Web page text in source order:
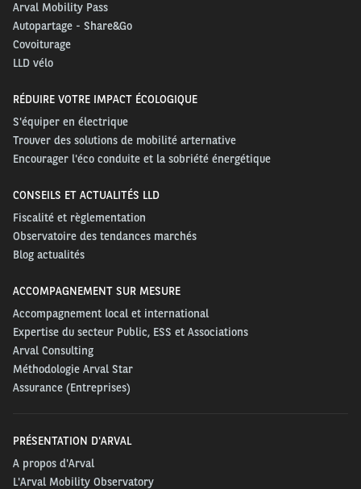
Arval Mobility Pass
Autopartage - Share&Go
Covoiturage
LLD vélo
RÉDUIRE VOTRE IMPACT ÉCOLOGIQUE
S'équiper en électrique
Trouver des solutions de mobilité arternative
Encourager l'éco conduite et la sobriété énergétique
CONSEILS ET ACTUALITÉS LLD
Fiscalité et règlementation
Observatoire des tendances marchés
Blog actualités
ACCOMPAGNEMENT SUR MESURE
Accompagnement local et international
Expertise du secteur Public, ESS et Associations
Arval Consulting
Méthodologie Arval Star
Assurance (Entreprises)
PRÉSENTATION D'ARVAL
A propos d'Arval
L'Arval Mobility Observatory